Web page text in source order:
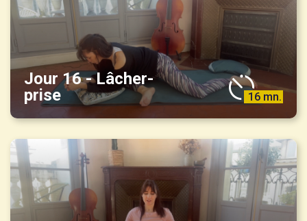
Jour 16 - Lâcher-
prise
16 mn.